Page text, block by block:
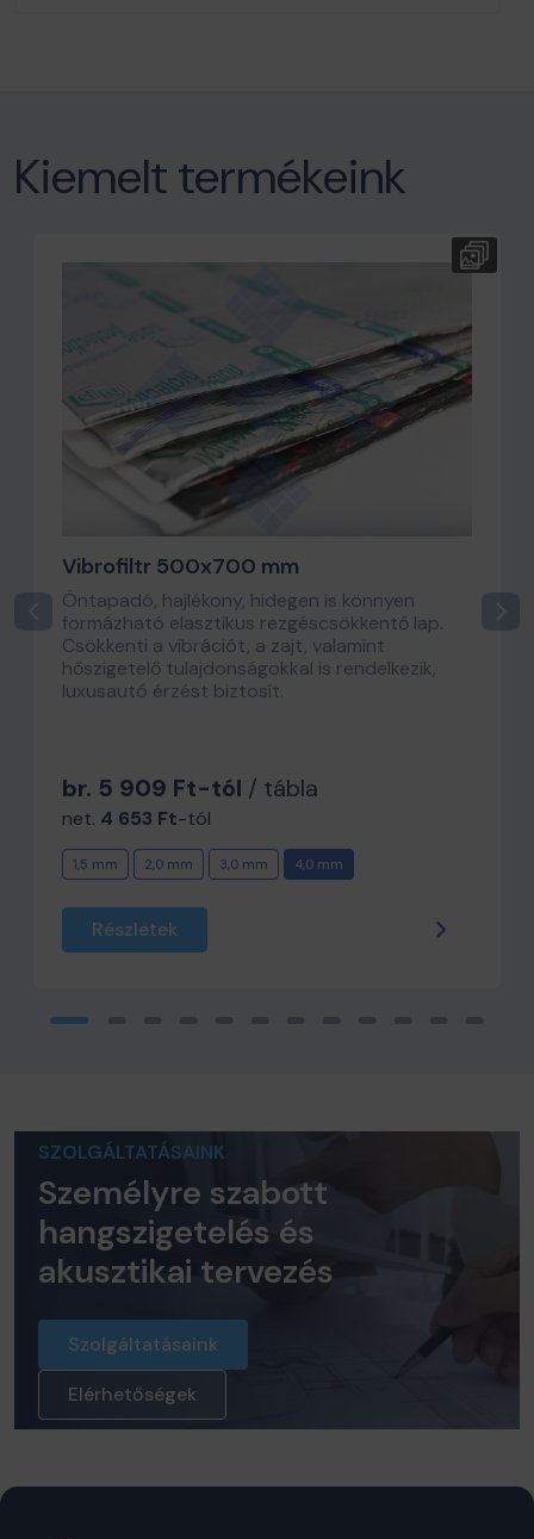
Kiemelt termékeink
Vibrofiltr 500x700 mm
Öntapadó, hajlékony, hidegen is könnyen
formázható elasztikus rezgéscsökkentő lap.
Csökkenti a vibrációt, a zajt, valamint
hőszigetelő tulajdonságokkal is rendelkezik,
luxusautó érzést biztosít.
br. 5 909 Ft-tól / tábla
net. 4 653 Ft-tól
1,5 mm 2,0 mm 3,0 mm 4,0 mm
Részletek
SZOLGÁLTATÁSAINK
Személyre szabott
hangszigetelés és
akusztikai tervezés
Szolgáltatásaink
Elérhetőségek